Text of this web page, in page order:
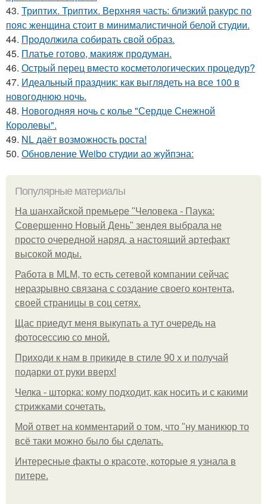
43. Триптих. Триптих. Верхняя часть: близкий ракурс по
пояс женщина стоит в минималистичной белой студии.
44. Продолжила собирать свой образ.
45. Платье готово, макияж продуман.
46. Острый перец вместо косметологических процедур?
47. Идеальный праздник: как выглядеть на все 100 в
новогоднюю ночь.
48. Новогодняя ночь с колье "Сердце Снежной
Королевы".
49. NL даёт возможность роста!
50. Обновление Weibo студии ао жуйпэна:
Популярные материалы
На шанхайской премьере "Человека - Паука:
Совершенно Новый День" зендея выбрала не
просто очередной наряд, а настоящий артефакт
высокой моды.
Работа в MLM, то есть сетевой компании сейчас
неразрывно связана с создание своего контента,
своей страницы в соц сетях.
Щас приедут меня выкупать а тут очередь на
фотосессию со мной.
Приходи к нам в прикиде в стиле 90 х и получай
подарки от руки вверх!
Челка - шторка: кому подходит, как носить и с какими
стрижками сочетать.
Мой ответ на комментарий о том, что "ну маникюр то
всё таки можно было бы сделать.
Интересные факты о красоте, которые я узнала в
питере.